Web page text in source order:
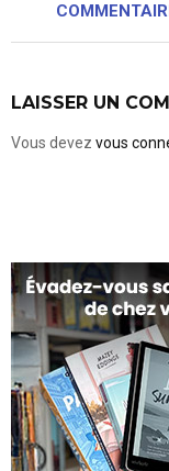
LAISSER UN
Vous devez vous